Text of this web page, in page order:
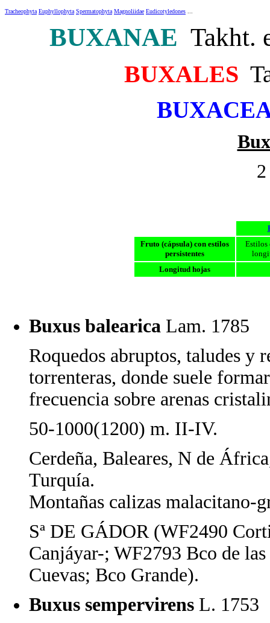
Tracheophyta Euphyllophyta Spermatophyta Magnoliidae Eudicotyledones
BUXANAE Takht.
BUXALES
Fruto (cápsula) con estilos
persistentes
Estilos
Longitud hojas
Buxus balearica Lam.
Roquedos abruptos, taludes y
torrenteras, donde suele
frecuencia sobre arenas
50-1000(1200) m. II-IV.
Cerdeña, Baleares, N de
Turquía.
Montañas calizas malacitano-
Sª DE GÁDOR (WF2490
Canjáyar-; WF2793 Bco de
Cuevas; Bco Grande).
Buxus sempervirens L.